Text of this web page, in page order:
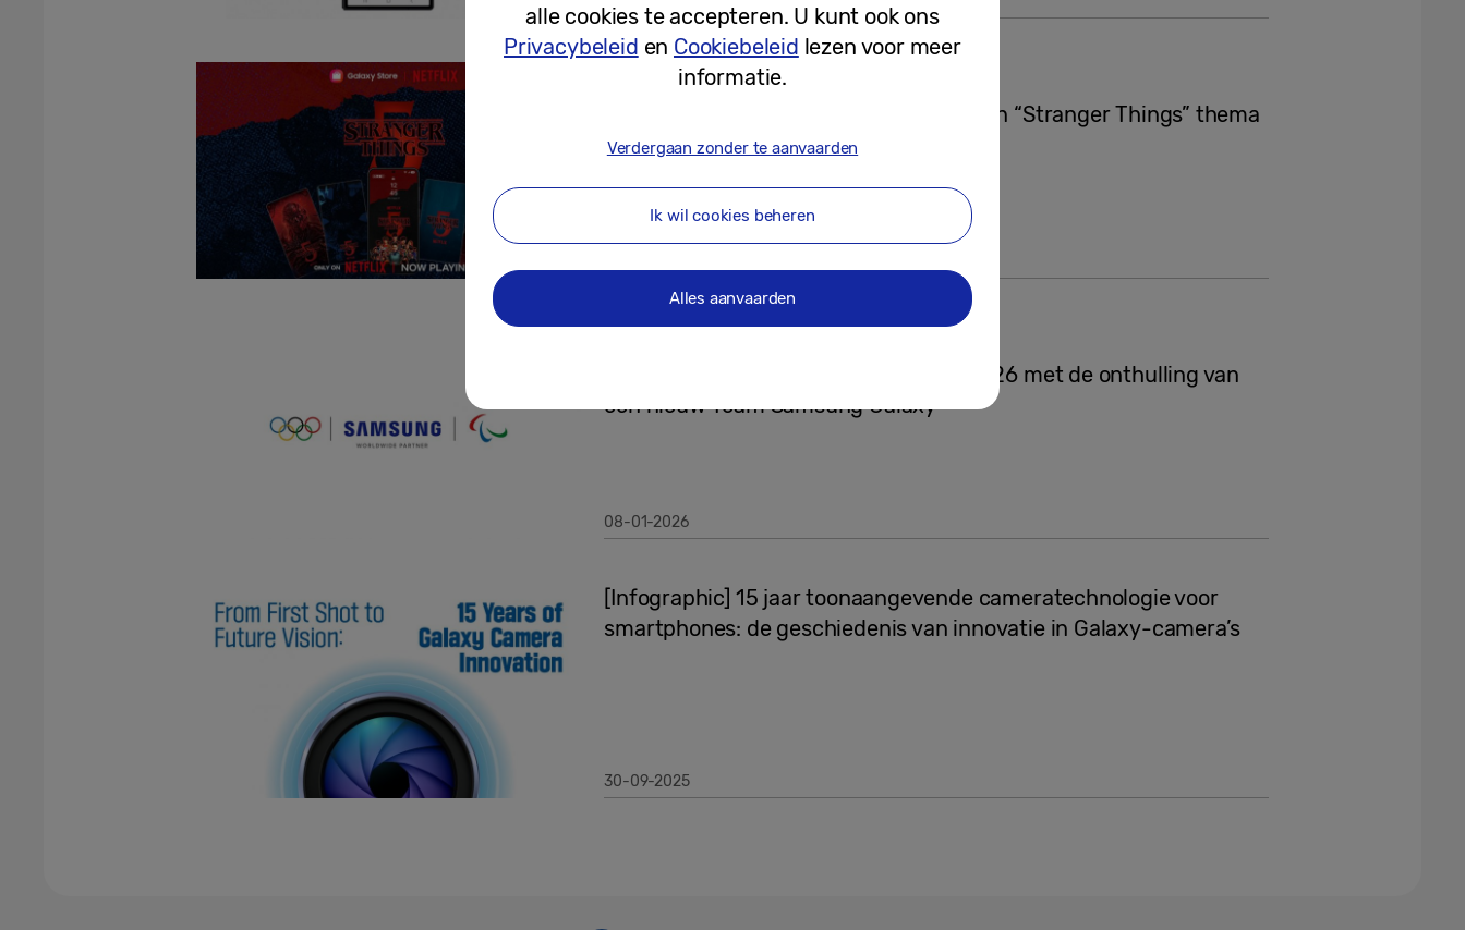
Persberichten
Samsung en Netflix bieden exclusief een “Stranger Things” thema
aan voor Samsung Galaxy
Samsung telt af naar Milano Cortina 2026 met de onthulling van
een nieuw Team Samsung Galaxy
08-01-2026
[Infographic] 15 jaar toonaangevende cameratechnologie voor
smartphones: de geschiedenis van innovatie in Galaxy-camera’s
30-09-2025
alle cookies te accepteren. U kunt ook ons
Privacybeleid en Cookiebeleid lezen voor meer
informatie.
Verdergaan zonder te aanvaarden
Ik wil cookies beheren
Alles aanvaarden